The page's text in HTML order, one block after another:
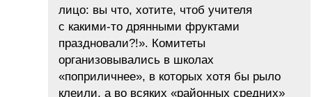
лицо: вы что, хотите, чтоб учителя
с какими-то дрянными фруктами
праздновали?!». Комитеты
организовывались в школах
«поприличнее», в которых хотя бы рыло
клеили, а во всяких «районных средних»